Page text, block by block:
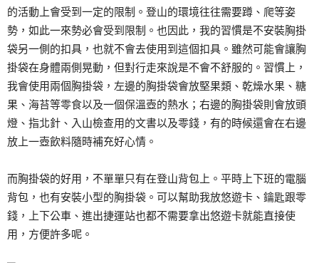
的活動上會受到一定的限制。登山的環境往往需要蹲、爬等姿
勢，如此一來勢必會受到限制。也因此，我的習慣是不安裝胸掛
袋另一側的扣具，也就不會去使用到這個扣具。雖然可能會讓胸
掛袋在身體兩側晃動，但對行走來說是不會不舒服的。習慣上，
我會使用兩個胸掛袋，左邊的胸掛袋會放堅果類、乾燥水果、糖
果、海苔等零食以及一個保溫壺的熱水；右邊的胸掛袋則會放頭
燈、指北針、入山檢查用的文書以及零錢，有的時候還會在右邊
放上一壺飲料隨時補充好心情。
而胸掛袋的好用，不單單只有在登山背包上。平時上下班的電腦
背包，也有安裝小型的胸掛袋。可以幫助我放悠遊卡、鑰匙跟零
錢，上下公車、進出捷運站也都不需要拿出悠遊卡就能直接使
用，方便許多呢。